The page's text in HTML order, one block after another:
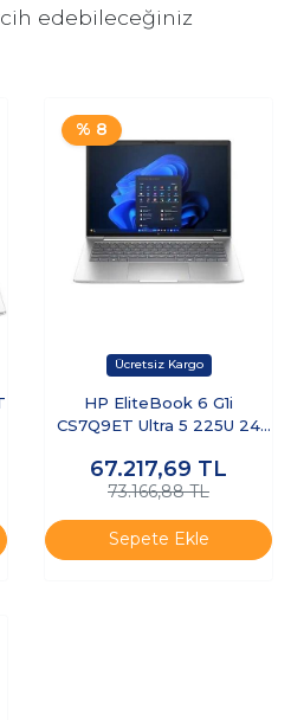
edebileceğiniz
% 8
HP EliteBook 6 G1i
CS7Q9ET Ultra 5 225U 24
Dizüstü Bilgisayar
67.217,69 TL
73.166,88 TL
Sepete Ekle